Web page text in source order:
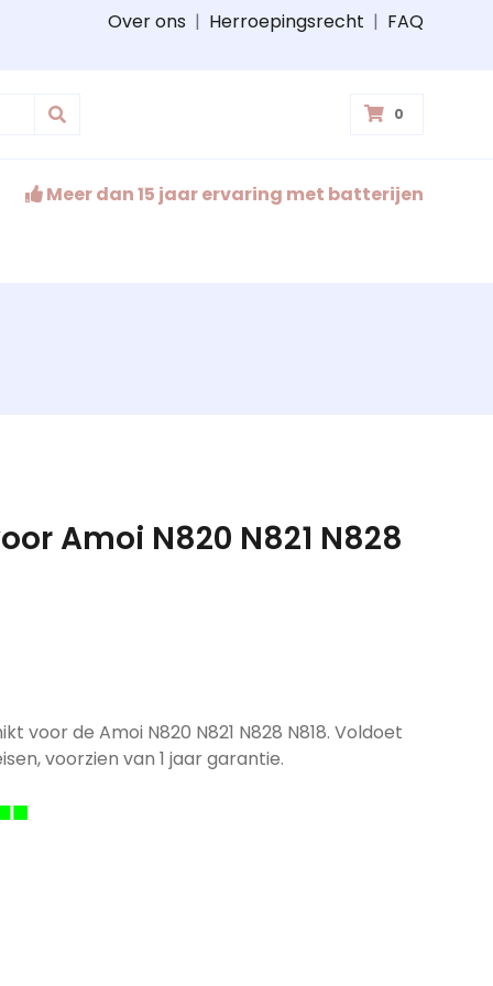
Over ons | Herroepingsrecht | FAQ
0
Meer dan 15 jaar ervaring met batterijen
Amoi N820 N821 N828
voor de Amoi N820 N821 N828 N818. Voldoet
voorzien van 1 jaar garantie.